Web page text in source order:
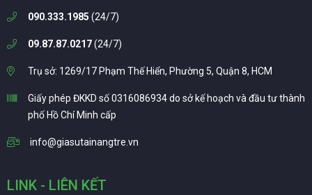
090.333.1985 (24/7)
09.87.87.0217(24/7)
Trụ sở: 1269/17 Phạm Thế Hiển, Phường 5, Quận 8, HCM
Giấy phép ĐKKD số 0316086934 do sở kế hoạch và đầu tư thành
phố Hồ Chí Minh cấp
info@giasutainangtre.vn
LINK - LIÊN KẾT